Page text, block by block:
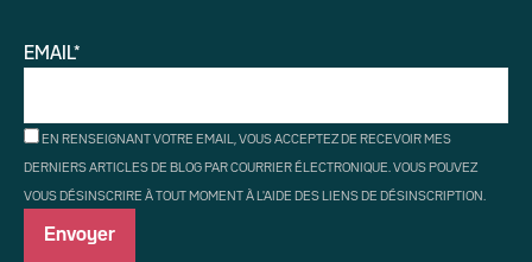
EMAIL*
EN RENSEIGNANT VOTRE EMAIL, VOUS ACCEPTEZ DE RECEVOIR MES
DERNIERS ARTICLES DE BLOG PAR COURRIER ÉLECTRONIQUE. VOUS POUVEZ
VOUS DÉSINSCRIRE À TOUT MOMENT À L'AIDE DES LIENS DE DÉSINSCRIPTION.